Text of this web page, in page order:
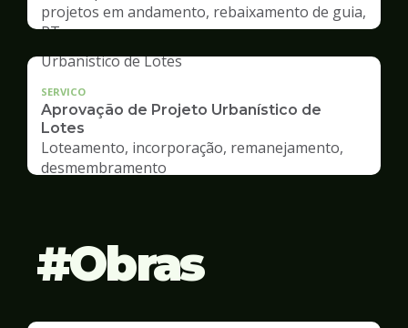
projetos em andamento, rebaixamento de guia,
RT
SERVICO
Aprovação de Projeto Urbanístico de
Lotes
Loteamento, incorporação, remanejamento,
desmembramento
Obras